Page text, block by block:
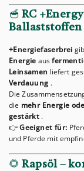
🥣 RC
+Energiefaserbrei
Energie aus
Leinsamen liefert
Verdauung .
Die
die mehr Energie
gestärkt .
👉Geeignet für:
und Pferde mit
🌻 Rapsöl –